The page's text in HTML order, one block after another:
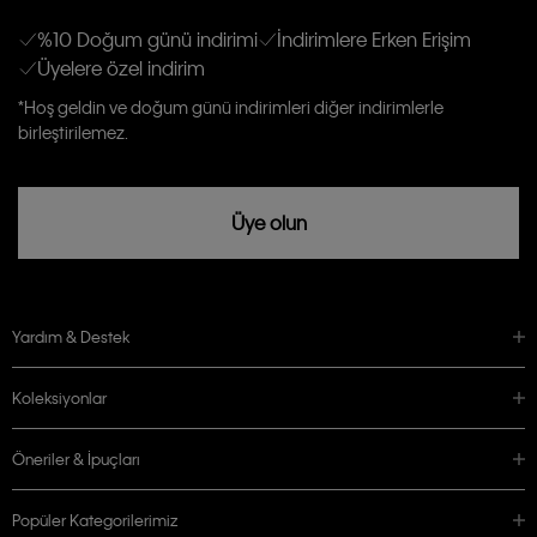
Kişiye özel ticari elektronik iletilerini almak için Açık Onay
veriyorum.
Aydınlatma Metni’niokuduğumu kabul ediyorum.
Calvin Klein tarafından kişisel verilerimin yurtdışına aktarılmasına açık
rızam vardır
%10 Doğum günü indirimi
İndirimlere Erken Erişim
Üyelere özel indirim
*Hoş geldin ve doğum günü indirimleri diğer indirimlerle
birleştirilemez.
Üye olun
Yardım & Destek
Koleksiyonlar
Öneriler & İpuçları
Popüler Kategorilerimiz